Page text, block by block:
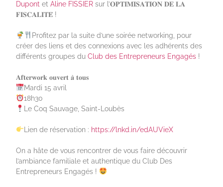
Dupont etAline FISSIER sur l’𝐎𝐏𝐓𝐈𝐌𝐈𝐒𝐀𝐓𝐈𝐎𝐍 𝐃𝐄 𝐋𝐀
𝐅𝐈𝐒𝐂𝐀𝐋𝐈𝐓𝐄́ !
Profitez par la suite d’une soirée networking, pour
créer des liens et des connexions avec les adhérents des
différents groupes duClub des Entrepreneurs Engagés !
𝐀𝐟𝐭𝐞𝐫𝐰𝐨𝐫𝐤 𝐨𝐮𝐯𝐞𝐫𝐭 𝐚̀ 𝐭𝐨𝐮𝐬
Mardi 15 avril
18h30
Le Coq Sauvage, Saint-Loubès
Lien de réservation : https://lnkd.in/edAUVieX
On a hâte de vous rencontrer de vous faire découvrir
l’ambiance familiale et authentique du Club Des
Entrepreneurs Engagés !